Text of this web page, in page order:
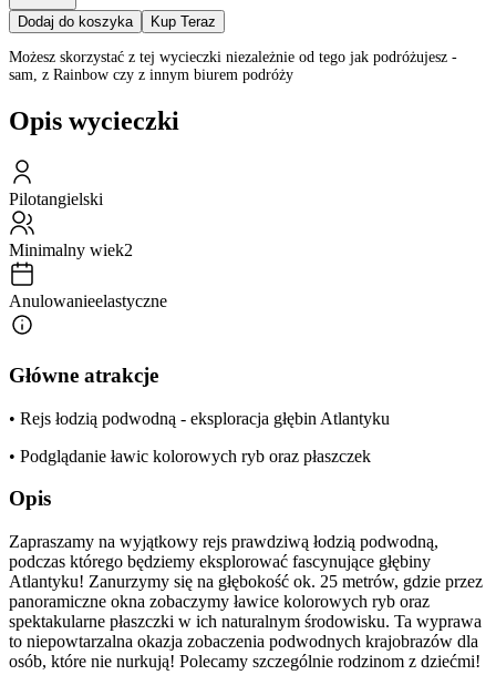
Dodaj do koszyka Kup Teraz
Możesz skorzystać z tej wycieczki niezależnie od tego jak podróżujesz -
sam, z Rainbow czy z innym biurem podróży
Opis wycieczki
Pilotangielski
Minimalny wiek2
Anulowanieelastyczne
Główne atrakcje
• Rejs łodzią podwodną - eksploracja głębin Atlantyku
• Podglądanie ławic kolorowych ryb oraz płaszczek
Opis
Zapraszamy na wyjątkowy rejs prawdziwą łodzią podwodną,
podczas którego będziemy eksplorować fascynujące głębiny
Atlantyku! Zanurzymy się na głębokość ok. 25 metrów, gdzie przez
panoramiczne okna zobaczymy ławice kolorowych ryb oraz
spektakularne płaszczki w ich naturalnym środowisku. Ta wyprawa
to niepowtarzalna okazja zobaczenia podwodnych krajobrazów dla
osób, które nie nurkują! Polecamy szczególnie rodzinom z dziećmi!